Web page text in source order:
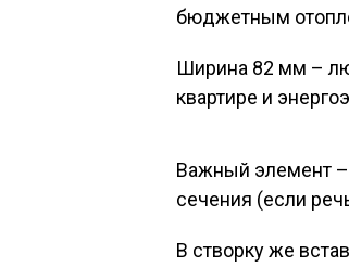
бюджетным
Ширина 82 мм –
квартире и
Важный элемент –
сечения (если
В створку же